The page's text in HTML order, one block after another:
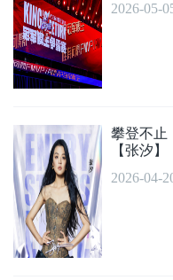
2026-05-
攀登不止
【张汐
2026-04-